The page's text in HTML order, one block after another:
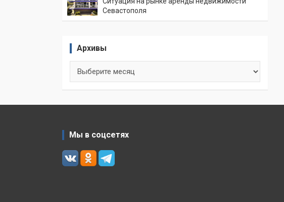
Севастополя
Архивы
Мы в соцсетях